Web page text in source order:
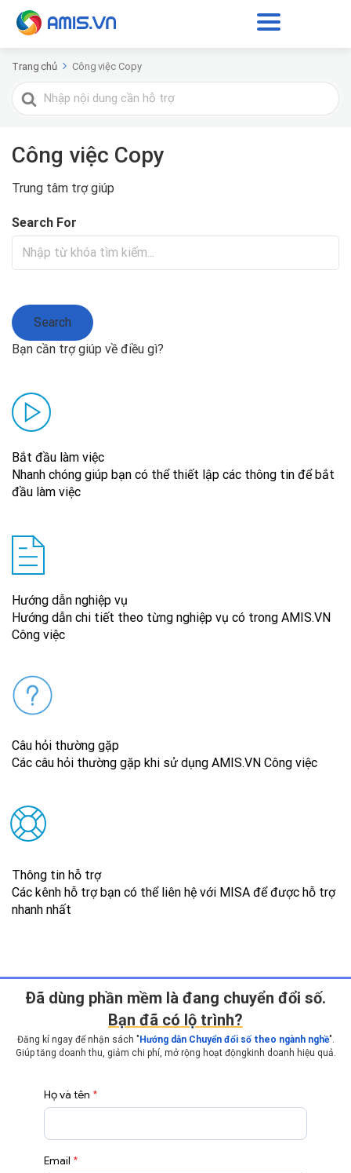
Trang chủ Công việc Copy
Tìm
kiếm
Công việc Copy
Trung tâm trợ giúp
Search For
Search
Bạn cần trợ giúp về điều gì?
Bắt đầu làm việc
Nhanh chóng giúp bạn có thể thiết lập các thông tin để bắt
đầu làm việc
Hướng dẫn nghiệp vụ
Hướng dẫn chi tiết theo từng nghiệp vụ có trong AMIS.VN
Công việc
Câu hỏi thường gặp
Các câu hỏi thường gặp khi sử dụng AMIS.VN Công việc
Thông tin hỗ trợ
Các kênh hỗ trợ bạn có thể liên hệ với MISA để được hỗ trợ
nhanh nhất
Ðã dùng phần mềm là đang chuyển đổi số.
Bạn đã có lộ trình?
Đăng kí ngay để nhận sách " Hướng dẫn Chuyển đổi số theo ngành nghề".
Giúp tăng doanh thu, giảm chi phí, mở rộng hoạt động kinh doanh hiệu quả.
Họ và tên *
Email *